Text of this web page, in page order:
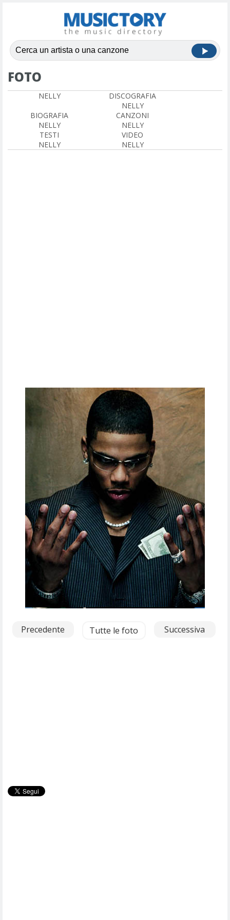
FOTO
NELLY
DISCOGRAFIA
NELLY
BIOGRAFIA
NELLY
CANZONI
NELLY
TESTI
NELLY
VIDEO
NELLY
Precedente Tutte le foto Successiva